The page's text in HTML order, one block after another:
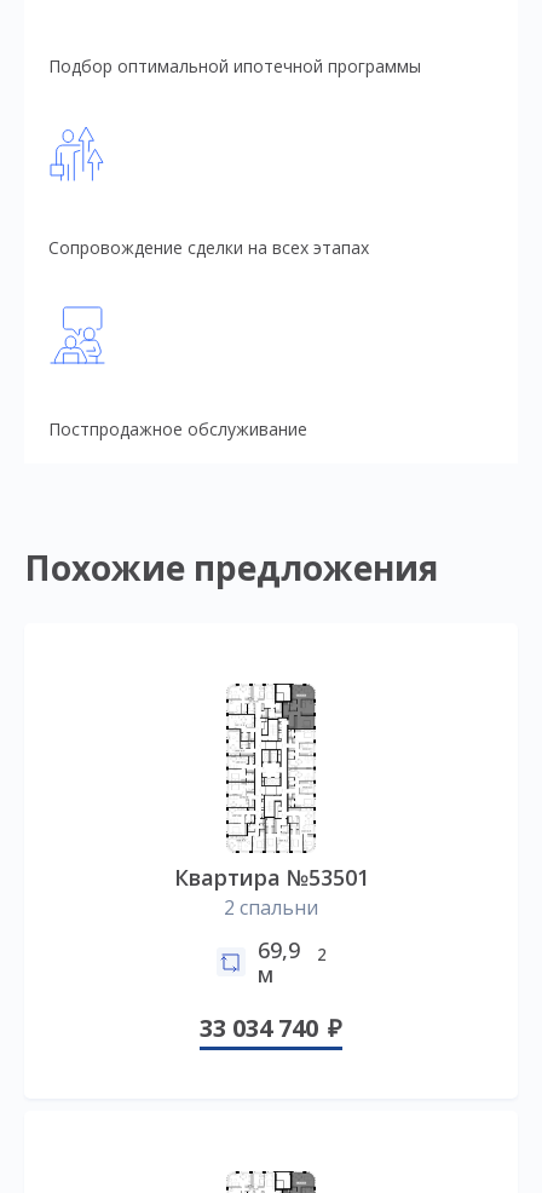
Подбор оптимальной ипотечной программы
Сопровождение сделки на всех этапах
Постпродажное обслуживание
Похожие предложения
Квартира №53501
2 спальни
69,9
м
2
33 034 740